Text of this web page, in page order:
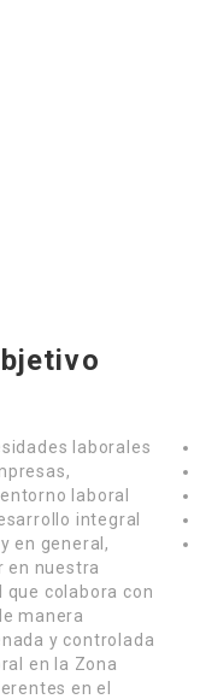
laborales
laboral
integral
en general,
en nuestra
que colabora con
manera
y controlada
en la Zona
en el